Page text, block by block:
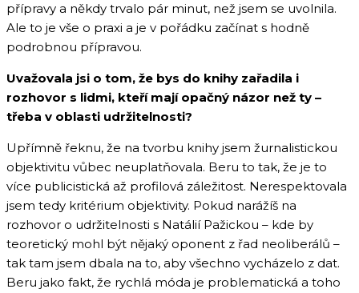
přípravy a někdy trvalo pár minut, než jsem se uvolnila.
Ale to je vše o praxi a je v pořádku začínat s hodně
podrobnou přípravou.
Uvažovala jsi o tom, že bys do knihy zařadila i
rozhovor s lidmi, kteří mají opačný názor než ty –
třeba v oblasti udržitelnosti?
Upřímně řeknu, že na tvorbu knihy jsem žurnalistickou
objektivitu vůbec neuplatňovala. Beru to tak, že je to
více publicistická až profilová záležitost. Nerespektovala
jsem tedy kritérium objektivity. Pokud narážíš na
rozhovor o udržitelnosti s Natálií Pažickou – kde by
teoretický mohl být nějaký oponent z řad neoliberálů –
tak tam jsem dbala na to, aby všechno vycházelo z dat.
Beru jako fakt, že rychlá móda je problematická a toho